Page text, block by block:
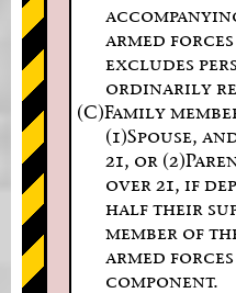
armed forces
excludes
ordinarily
(C)Family
(1)Spouse,
21, or
over 21, if
half their
member of
armed
component.